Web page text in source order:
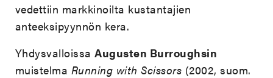
vedettiin markkinoilta kustantajien
anteeksipyynnön kera.
YhdysvalloissaAugusten Burroughsin
muistelma Running with Scissors (2002, suom.